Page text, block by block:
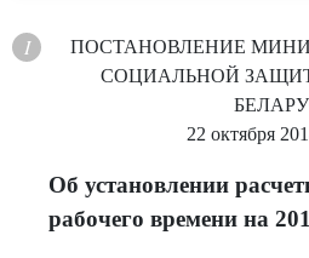
ПОСТАНОВЛЕНИЕ
СОЦИАЛЬНОЙ
22 октября
Об установлении
рабочего времени на